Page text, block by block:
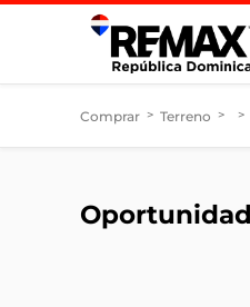
Comprar > Terreno > >
Oportunidad